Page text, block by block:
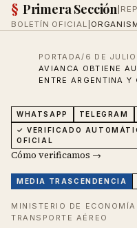
§ Primera Sección
BOLETÍN OFICIAL
PORTADA/ 6 DE
AVIANCA OBTIENE
ENTRE ARGENTINA Y
WHATSAPP TELEGRAM
✓ VERIFICADO
OFICIAL
Cómo verificamos →
MEDIA TRASCENDENCIA
MINISTERIO DE
TRANSPORTE AÉREO